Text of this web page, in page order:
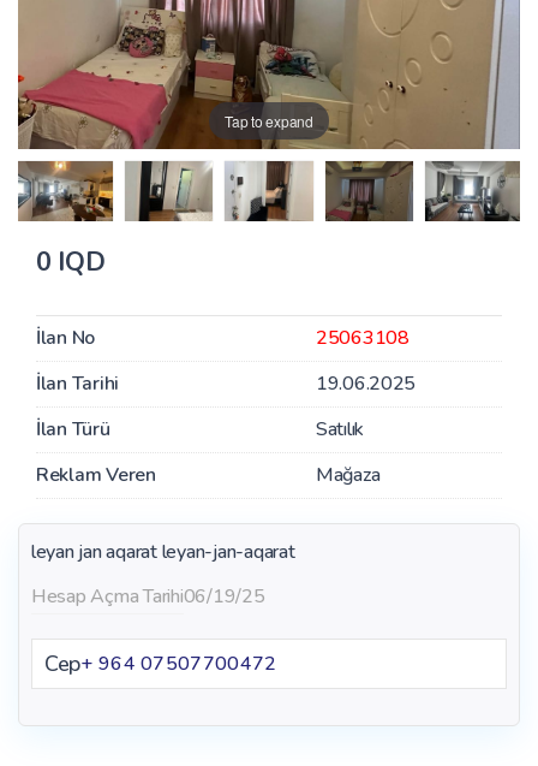
Tap to expand
0 IQD
İlan No
25063108
İlan Tarihi
19.06.2025
İlan Türü
Satılık
Reklam Veren
Mağaza
leyan jan aqaratleyan-jan-aqarat
Hesap Açma Tarihi06/19/25
Cep+ 964 07507700472